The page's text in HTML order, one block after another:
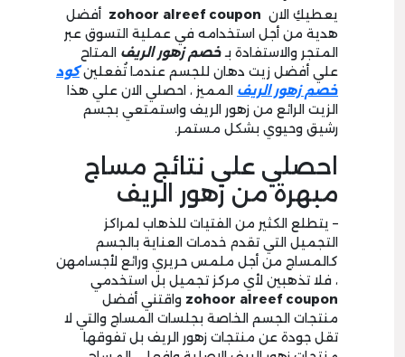
يعطيكِ الان zohoor alreef coupon أفضل
هدية من أجل استخدامه في عملية التسوق عبر
المتجر والاستفادة بـخصم زهور الريف المتاح
علي أفضل زيت دهان للجسم عندما تُفعلينكود
خصم زهور الريف المميز ، احصلي الان علي هذا
الزيت الرائع من زهور الريف واستمتعي بجسم
رشيق وحيوي بشكل مستمر.
احصلي علي نتائج مساج
مبهرة من زهور الريف
– يتطلع الكثير من الفتيات للذهاب لمراكز
التجميل التي تقدم خدمات العناية بالجسم
كالمساج من أجل ملمس حريري ورائع لأجسامهن
، فلا تذهبين لأي مركز تجميل بل استخدمي
zohoor alreef coupon واقتني أفضل
منتجات الجسم الخاصة بجلسات المساج والتي لا
تقل جودة عن منتجات زهور الريف بل تفوقها